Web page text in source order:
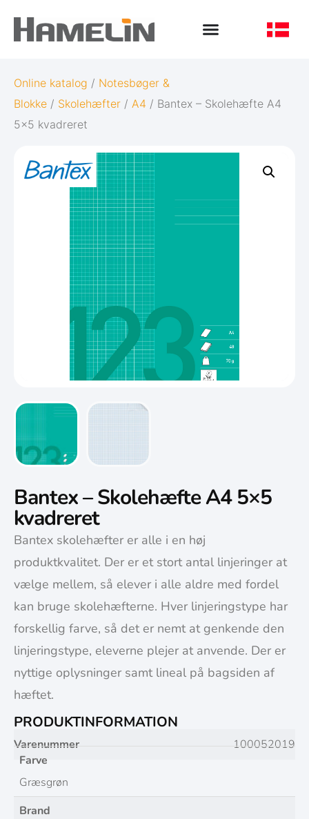
Online katalog / Notesbøger &
Blokke / Skolehæfter / A4 / Bantex – Skolehæfte A4
5×5 kvadreret
Bantex – Skolehæfte A4 5×5
kvadreret
Bantex skolehæfter er alle i en høj
produktkvalitet. Der er et stort antal linjeringer at
vælge mellem, så elever i alle aldre med fordel
kan bruge skolehæfterne. Hver linjeringstype har
forskellig farve, så det er nemt at genkende den
linjeringstype, eleverne plejer at anvende. Der er
nyttige oplysninger samt lineal på bagsiden af
hæftet.
PRODUKTINFORMATION
Varenummer
100052019
Farve
Græsgrøn
Brand